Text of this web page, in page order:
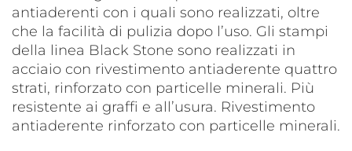
antiaderenti con i quali sono realizzati, oltre
che la facilità di pulizia dopo l’uso. Gli stampi
della linea Black Stone sono realizzati in
acciaio con rivestimento antiaderente quattro
strati, rinforzato con particelle minerali. Più
resistente ai graffi e all’usura. Rivestimento
antiaderente rinforzato con particelle minerali.